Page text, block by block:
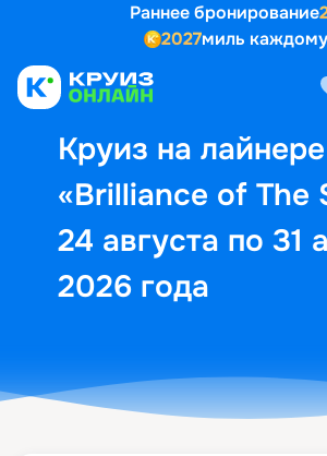
Раннее бронирование
2027миль каждому
Круиз на лайнере
«Brilliance of The
24 августа по 31
2026 года
Выбор кают